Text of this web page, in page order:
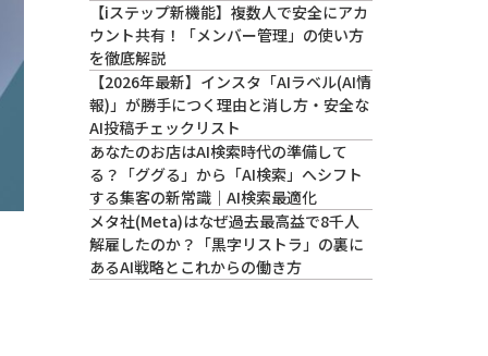
【iステップ新機能】複数人で安全にアカ
ウント共有！「メンバー管理」の使い方
を徹底解説
【2026年最新】インスタ「AIラベル(AI情
報)」が勝手につく理由と消し方・安全な
AI投稿チェックリスト
あなたのお店はAI検索時代の準備して
る？「ググる」から「AI検索」へシフト
する集客の新常識｜AI検索最適化
メタ社(Meta)はなぜ過去最高益で8千人
解雇したのか？「黒字リストラ」の裏に
あるAI戦略とこれからの働き方